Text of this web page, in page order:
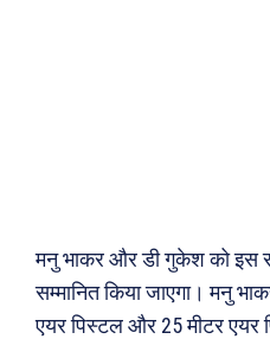
मनु भाकर और डी गुकेश को इस
सम्मानित किया जाएगा। मनु
एयर पिस्टल और 25 मीटर एयर